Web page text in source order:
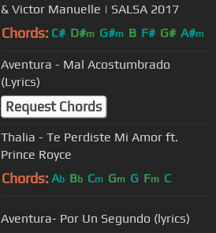
& Victor Manuelle | SALSA 2017
Chords: C# D#m G#m B F# G# A#m
Aventura - Mal Acostumbrado
(Lyrics)
Request Chords
Thalia - Te Perdiste Mi Amor ft.
Prince Royce
Chords: Ab Bb Cm Gm G Fm C
Aventura- Por Un Segundo (lyrics)